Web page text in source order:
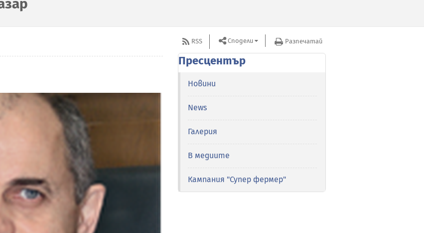
RSS Сподели Разпечатай
Пресцентър
Новини
News
Галерия
В медиите
Кампания "Супер фермер"